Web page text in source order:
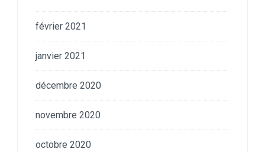
février 2021
janvier 2021
décembre 2020
novembre 2020
octobre 2020